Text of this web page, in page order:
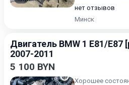
нет отзывов
Минск
Двигатель BMW 1 E81/E87
2007-2011
5 100 BYN
Хорошее